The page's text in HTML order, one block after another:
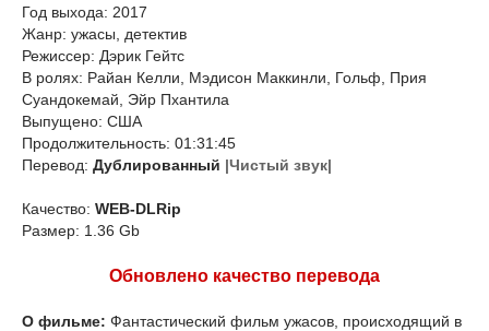
Год выхода: 2017
Жанр: ужасы, детектив
Режиссер: Дэрик Гейтс
В ролях: Райан Келли, Мэдисон Маккинли, Гольф, Прия
Суандокемай, Эйр Пхантила
Выпущено: США
Продолжительность: 01:31:45
Перевод: Дублированный |Чистый звук|
Качество: WEB-DLRip
Размер: 1.36 Gb
Обновлено качество перевода
О фильме: Фантастический фильм ужасов, происходящий в